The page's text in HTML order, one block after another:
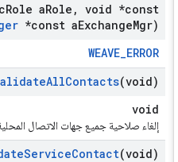
Role aRole void *const
*const aExchangeMgr)
WEAVE_ERROR
AllContacts(void)
void
إلغاء صلاحية جميع جهات الاتصال المحلية
ServiceContact(void)